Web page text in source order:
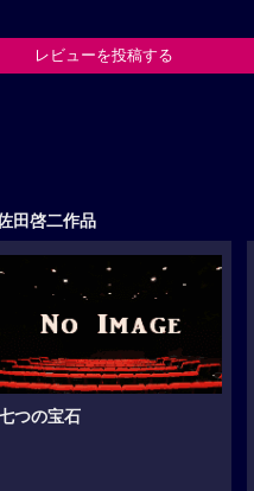
レビューを投稿する
田啓二作品
つの宝石